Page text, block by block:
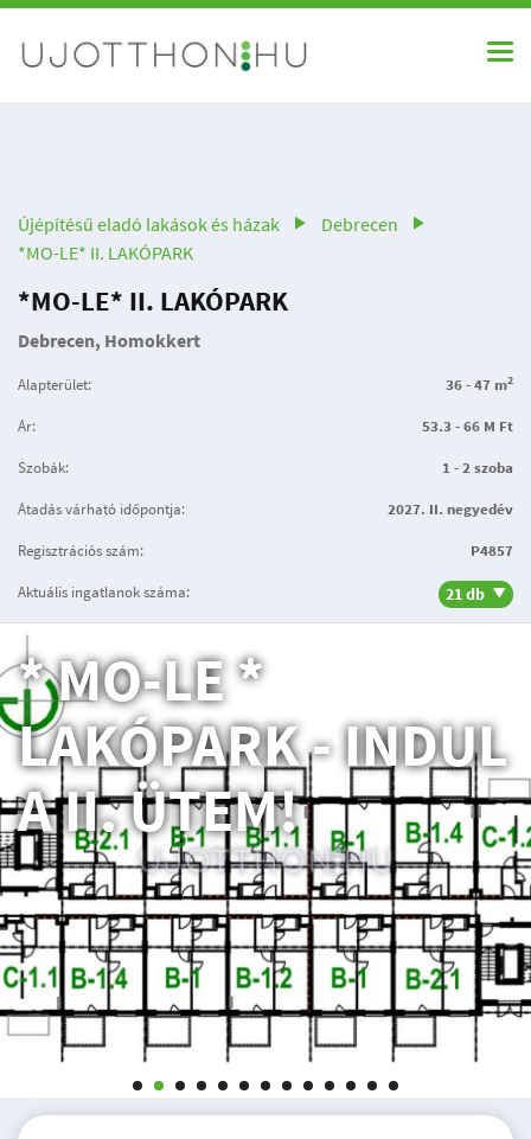
Újépítésű eladó lakások és házak
Debrecen
*MO-LE* II. LAKÓPARK
*MO-LE* II. LAKÓPARK
Debrecen, Homokkert
Alapterület: 36 - 47 m2
Ár: 53.3 - 66 M Ft
Szobák: 1 - 2 szoba
Átadás várható időpontja: 2027. II. negyedév
Regisztrációs szám: P4857
Aktuális ingatlanok száma: 21 db
* MO-LE *
LAKÓPARK - INDUL
A II. ÜTEM!